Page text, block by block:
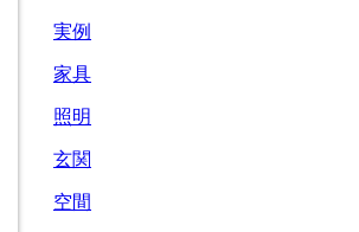
実例
家具
照明
玄関
空間